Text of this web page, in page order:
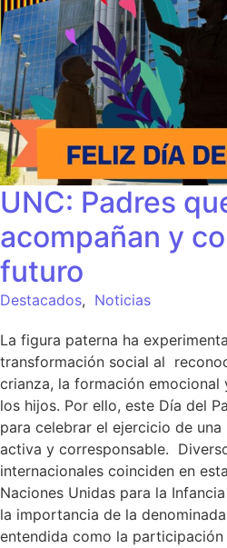
UNC: Padres
acompañan y
futuro
Destacados, Noticias
La figura paterna ha
transformación social al
crianza, la formación
los hijos. Por ello, este Día del
para celebrar el ejercicio de
activa y corresponsable.
internacionales coinciden en
Naciones Unidas para la
la importancia de la
entendida como la